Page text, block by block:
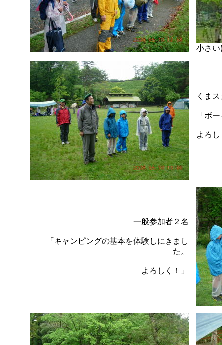
小さい
くま
「ボ
よろ
一般参加者２名
「キャンピングの基本を体験しにきまし
た。
よろしく！」